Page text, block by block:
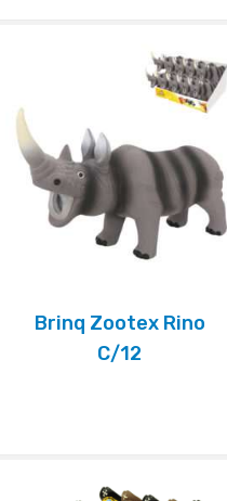
Brinq Zootex Rino
C/12